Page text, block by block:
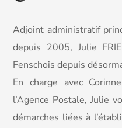
Adjoint administratif
depuis 2005, Julie
Fenschois depuis
Encharge avec
l’Agence Postale, Julie
démarches liées à